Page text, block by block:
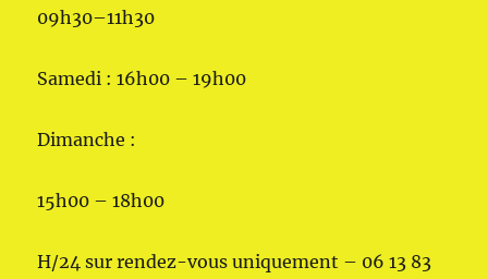
09h30–11h30
Samedi : 16h00 – 19h00
Dimanche :
15h00 – 18h00
H/24 sur rendez-vous uniquement – 06 13 83